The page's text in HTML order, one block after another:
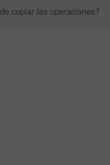
copiar las operaciones?